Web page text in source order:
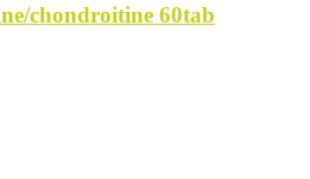
chondroitine 60tab